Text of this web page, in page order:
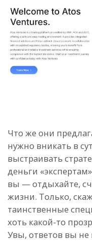
Что же они
нужно вникать в
выстраивать
деньги
вы — отдыхайте,
жизни. Только,
таинственные
хоть какой-то
Увы, ответов вы не